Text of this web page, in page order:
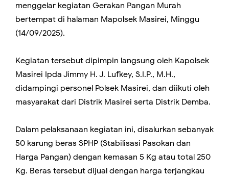
menggelar kegiatan Gerakan Pangan Murah
bertempat di halaman Mapolsek Masirei, Minggu
(14/09/2025).
Kegiatan tersebut dipimpin langsung oleh Kapolsek
Masirei Ipda Jimmy H. J. Lufkey, S.I.P., M.H.,
didampingi personel Polsek Masirei, dan diikuti oleh
masyarakat dari Distrik Masirei serta Distrik Demba.
Dalam pelaksanaan kegiatan ini, disalurkan sebanyak
50 karung beras SPHP (Stabilisasi Pasokan dan
Harga Pangan) dengan kemasan 5 Kg atau total 250
Kg. Beras tersebut dijual dengan harga terjangkau